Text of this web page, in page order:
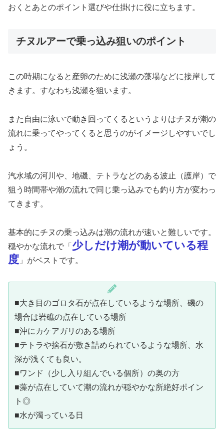
おくとあとのポイント選びや仕掛けに役に立ちます。
チヌルアーで乗っ込み狙いのポイント
この時期になると産卵のために浅瀬の藻場などに接岸して
きます。すなわち浅瀬を狙います。
また自由に泳いで動き回ってくるというよりはチヌが潮の
流れに乗ってやってくると思うのがイメージしやすいでし
ょう。
汽水域の河川や、地磯、テトラなどのある波止（護岸）で
狙う時間帯や潮の流れで同じ乗っ込みでも釣り方が変わっ
てきます。
基本的にチヌの乗っ込みは潮の流れが速いと難しいです。
穏やかな流れで「 少しだけ潮が動いている程
度 」がベストです。
■大き目のゴロタ石が点在しているような場所、磯の
場合は岩礁の点在している場所
■沖にカケアガリのある場所
■テトラや捨石が敷き詰められているような場所、水
深が浅くても良い。
■ワンド（少し入り組んでいる個所）の奥の方
■藻が点在していて潮の流れが穏やかな所絶好ポイン
ト◎
■水が濁っている日